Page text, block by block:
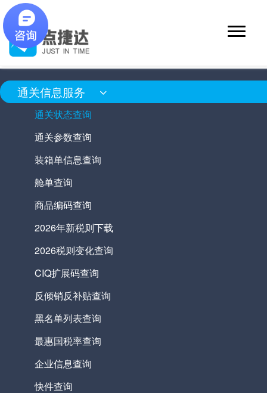
通关信息服务
通关状态查询
通关参数查询
装箱单信息查询
舱单查询
商品编码查询
2026年新税则下载
2026税则变化查询
CIQ扩展码查询
反倾销反补贴查询
黑名单列表查询
最惠国税率查询
企业信息查询
快件查询